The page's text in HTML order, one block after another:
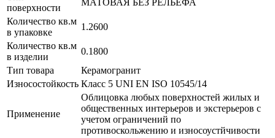
поверхности
МАТОВАЯ БЕЗ РЕЛЬЕФА
Количество кв.м
в упаковке
1.2600
Количество кв.м
в изделии
0.1800
Тип товара
Керамогранит
Износостойкость Класс 5 UNI EN ISO 10545/14
Применение
Облицовка любых поверхностей жилых и
общественных интерьеров и экстерьеров с
учетом ограничений по
противоскольжению и износоустйчивости